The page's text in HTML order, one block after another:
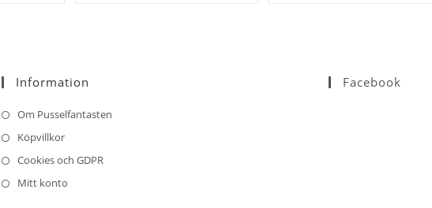
Information
Om Pusselfantasten
Köpvillkor
Cookies och GDPR
Mitt konto
Facebook